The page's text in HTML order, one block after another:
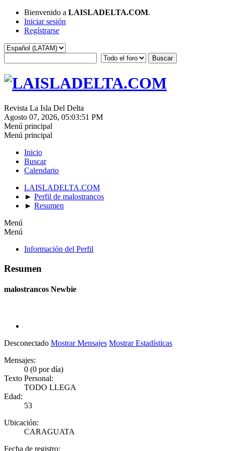
Bienvenido a LAISLADELTA.COM.
Iniciar sesión
Regístrarse
Revista La Isla Del Delta
Agosto 07, 2026, 05:03:51 PM
Menú principal
Menú principal
Inicio
Buscar
Calendario
LAISLADELTA.COM
► Perfil de malostrancos
► Resumen
Menú
Menú
Información del Perfil
Resumen
malostrancos Newbie
Desconectado Mostrar Mensajes Mostrar Estadísticas
Mensajes:
0 (0 por día)
Texto Personal:
TODO LLEGA
Edad:
53
Ubicación:
CARAGUATA
Fecha de registro: